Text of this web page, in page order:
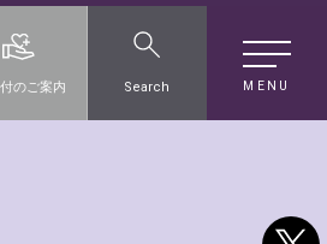
MENU
のご案内 Search